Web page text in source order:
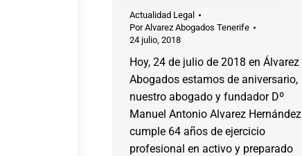
Actualidad Legal
PorAlvarez Abogados Tenerife
24 julio, 2018
Hoy, 24 de julio de 2018 en Álvarez
Abogados estamos de aniversario,
nuestro abogado y fundador Dº
Manuel Antonio Alvarez Hernández
cumple 64 años de ejercicio
profesional en activo y preparado